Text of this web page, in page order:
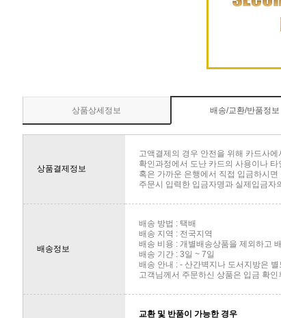
상품상세정보 배송/교환/반품정보
상품결제정보
고액결제의 경우 안전을 위해 카드사
확인과정에서 도난 카드의 사용이나
혹은 가까운 은행에서 직접 입금하시면
주문시 입력한 입금자명과 실제입금자
배송정보
배송 방법 : 택배
배송 지역 : 전국지역
배송 비용 : 개별배송상품을 제외하고
배송 기간 : 3일 ~ 7일
배송 안내 : - 산간벽지나 도서지방은
고객님께서 주문하신 상품은 입금 확
교환 및 반품이 가능한 경우